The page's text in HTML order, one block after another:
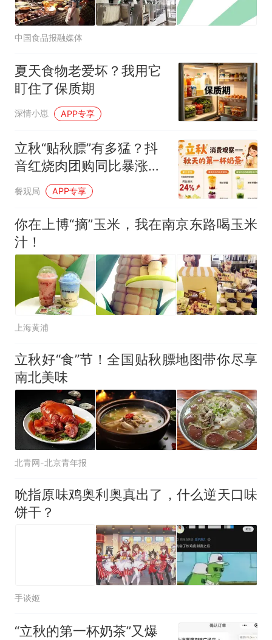
中国食品报融媒体
夏天食物老爱坏？我用它
盯住了保质期
深情小崽 APP专享
立秋“贴秋膘”有多猛？抖
音红烧肉团购同比暴涨
75%
餐观局 APP专享
你在上博“摘”玉米，我在南京东路喝玉米
汁！
上海黄浦
立秋好“食”节！全国贴秋膘地图带你尽享
南北美味
北青网-北京青年报
吮指原味鸡奥利奥真出了，什么逆天口味
饼干？
手谈姬
“立秋的第一杯奶茶”又爆